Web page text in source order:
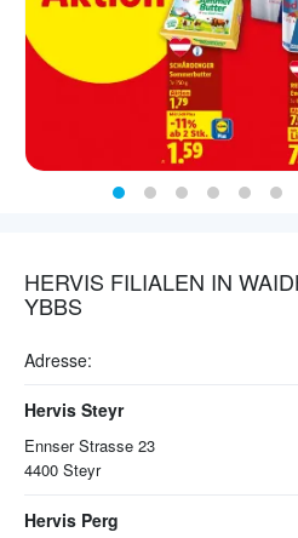
HERVIS FILIALEN IN
YBBS
Adresse:
Hervis Steyr
Ennser Strasse 23
4400 Steyr
Hervis Perg